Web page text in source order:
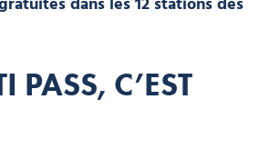
PASS, C’EST